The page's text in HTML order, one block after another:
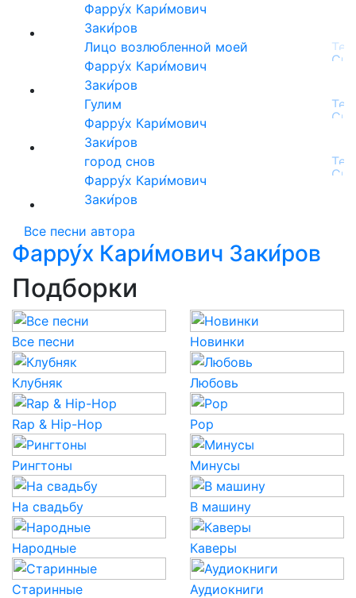
Фарру́х Кари́мович
Заки́ров
Лицо возлюбленной моей
Фарру́х Кари́мович
Заки́ров
Гулим
Фарру́х Кари́мович
Заки́ров
город снов
Фарру́х Кари́мович
Заки́ров
Все песни автора
Фарру́х Кари́мович Заки́ров
Подборки
Все песни Новинки
Клубняк Любовь
Rap & Hip-Hop Pop
Рингтоны Минусы
На свадьбу В машину
Народные Каверы
Старинные Аудиокниги